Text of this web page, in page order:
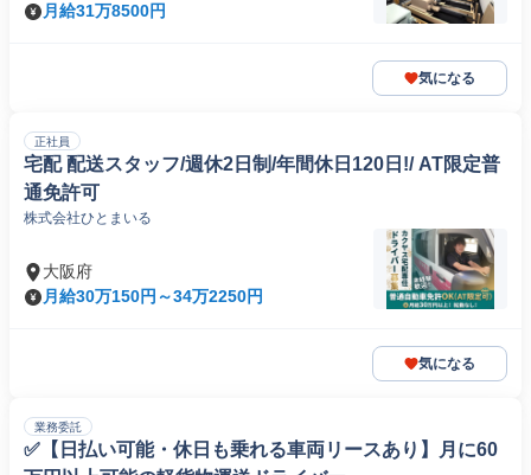
月給31万8500円
気になる
正社員
宅配 配送スタッフ/週休2日制/年間休日120日!/ AT限定普
通免許可
株式会社ひとまいる
大阪府
月給30万150円～34万2250円
気になる
業務委託
✅【日払い可能・休日も乗れる車両リースあり】月に60